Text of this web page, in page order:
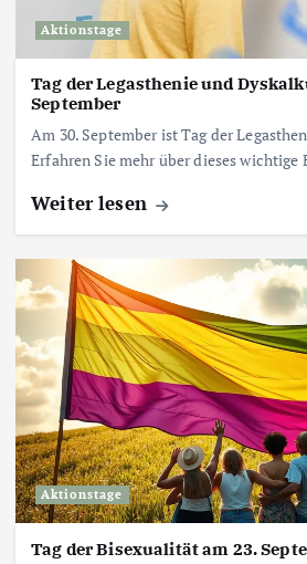
Aktionstage
Tag der Legasthenie und
September
Am 30. September ist Tag der
Erfahren Sie mehr über dieses wichtige
Weiter lesen
Aktionstage
Tag der Bisexualität am 23.